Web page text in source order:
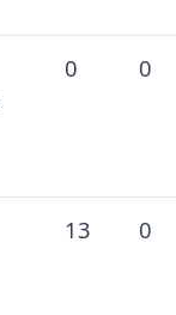
0 0
13 0